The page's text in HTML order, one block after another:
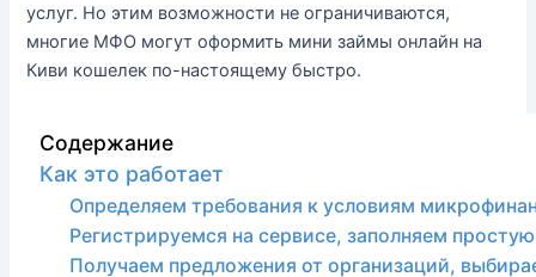
услуг. Но этим возможности не ограничиваются,
многие МФО могут оформить мини займы онлайн на
Киви кошелек по-настоящему быстро.
Содержание
Как это работает
Определяем требования к условиям
Регистрируемся на сервисе, заполняем
Получаем предложения от организаций,